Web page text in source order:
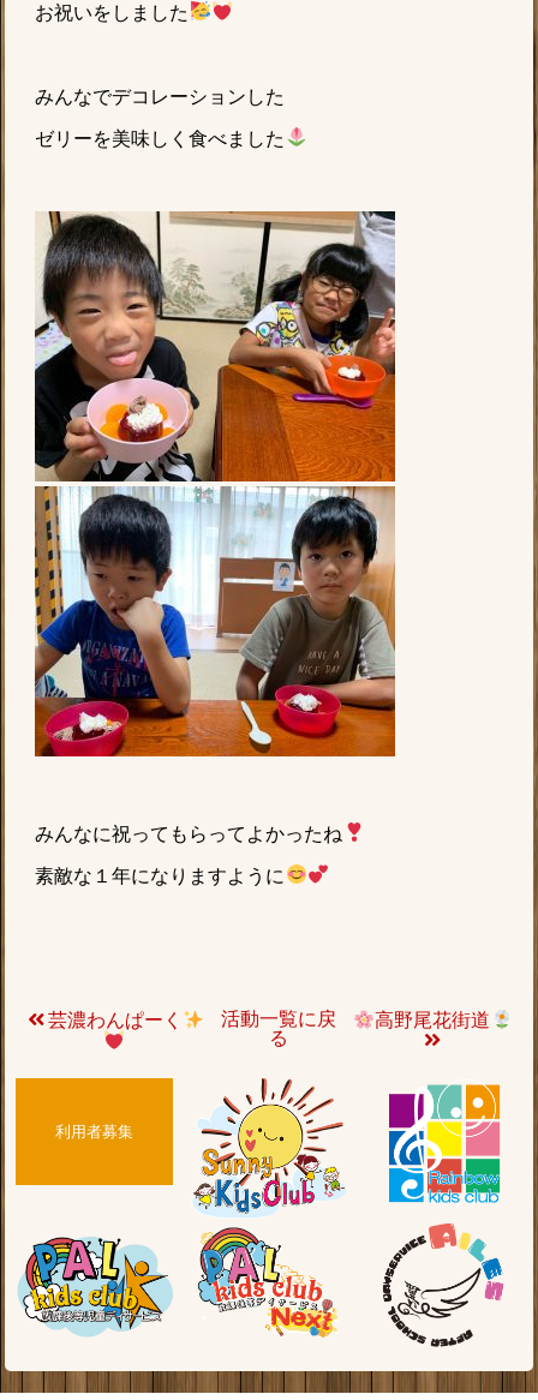
お祝いをしました
みんなでデコレーションした
ゼリーを美味しく食べました
みんなに祝ってもらってよかったね
素敵な１年になりますように
芸濃わんぱーく
活動一覧に戻
る
高野尾花街道
利用者募集